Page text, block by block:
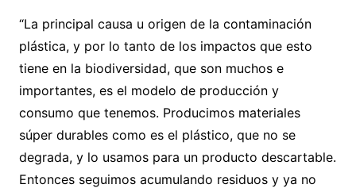
“La principal causa u origen de la contaminación
plástica, y por lo tanto de los impactos que esto
tiene en la biodiversidad, que son muchos e
importantes, es el modelo de producción y
consumo que tenemos. Producimos materiales
súper durables como es el plástico, que no se
degrada, y lo usamos para un producto descartable.
Entonces seguimos acumulando residuos y ya no